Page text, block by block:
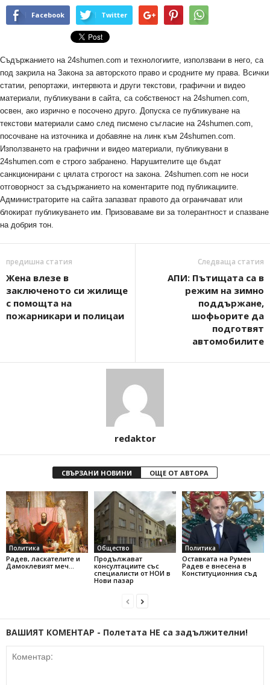
Facebook Twitter
Съдържанието на 24shumen.com и технологиите, използвани в него, са
под закрила на Закона за авторското право и сродните му права. Всички
статии, репортажи, интервюта и други текстови, графични и видео
материали, публикувани в сайта, са собственост на 24shumen.com,
освен, ако изрично е посочено друго. Допуска се публикуване на
текстови материали само след писмено съгласие на 24shumen.com,
посочване на източника и добавяне на линк към 24shumen.com.
Използването на графични и видео материали, публикувани в
24shumen.com е строго забранено. Нарушителите ще бъдат
санкционирани с цялата строгост на закона. 24shumen.com не носи
отговорност за съдържанието на коментарите под публикациите.
Администраторите на сайта запазват правото да ограничават или
блокират публикуването им. Призоваваме ви за толерантност и спазване
на добрия тон.
предишна статия
Жена влезе в
заключеното си жилище
с помощта на
пожарникари и полицаи
Следваща статия
АПИ: Пътищата са в
режим на зимно
поддържане,
шофьорите да
подготвят
автомобилите
redaktor
СВЪРЗАНИ НОВИНИ ОЩЕ ОТ АВТОРА
Политика
Радев, ласкателите и
Дамоклевият меч…
Общество
Продължават
консултациите със
специалисти от НОИ в
Нови пазар
Политика
Оставката на Румен
Радев е внесена в
Конституционния съд
ВАШИЯТ КОМЕНТАР - Полетата НЕ са задължителни!